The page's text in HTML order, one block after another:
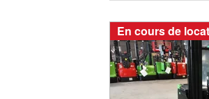
En cours de